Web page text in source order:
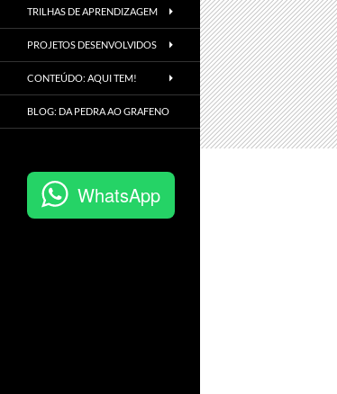
TRILHAS DE APRENDIZAGEM
PROJETOS DESENVOLVIDOS
CONTEÚDO: AQUI TEM!
BLOG: DA PEDRA AO GRAFENO
WhatsApp